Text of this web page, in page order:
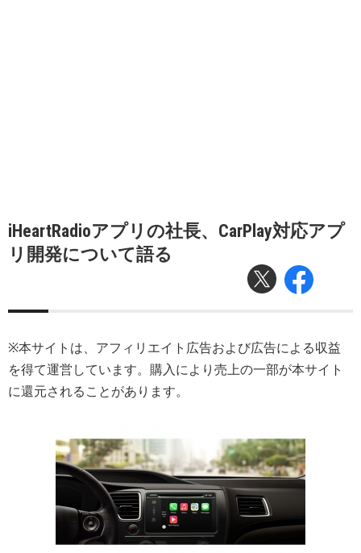
iHeartRadioアプリの社長、CarPlay対応アプ
リ開発について語る
※本サイトは、アフィリエイト広告および広告による収益
を得て運営しています。購入により売上の一部が本サイト
に還元されることがあります。